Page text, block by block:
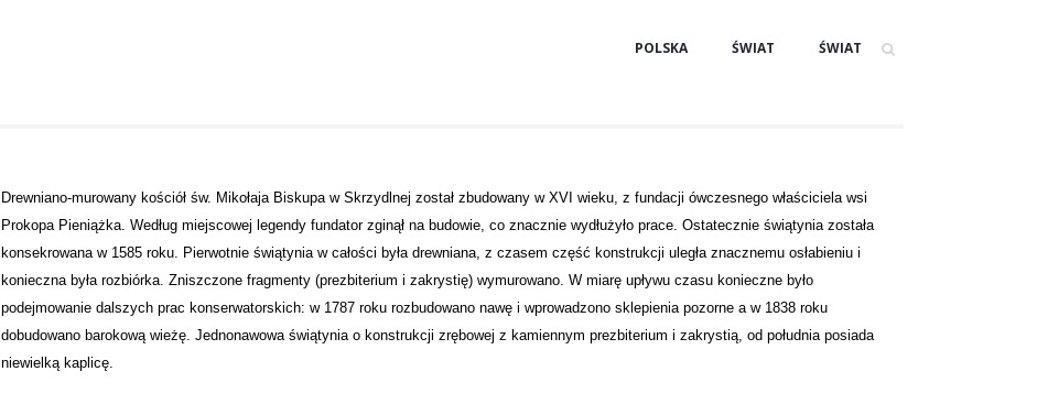
POLSKA ŚWIAT ŚWIAT
Drewniano-murowany kościół św. Mikołaja Biskupa w Skrzydlnej został zbudowany w XVI wieku, z fundacji ówczesnego właściciela wsi
Prokopa Pieniążka. Według miejscowej legendy fundator zginął na budowie, co znacznie wydłużyło prace. Ostatecznie świątynia została
konsekrowana w 1585 roku. Pierwotnie świątynia w całości była drewniana, z czasem część konstrukcji uległa znacznemu osłabieniu i
konieczna była rozbiórka. Zniszczone fragmenty (prezbiterium i zakrystię) wymurowano. W miarę upływu czasu konieczne było
podejmowanie dalszych prac konserwatorskich: w 1787 roku rozbudowano nawę i wprowadzono sklepienia pozorne a w 1838 roku
dobudowano barokową wieżę. Jednonawowa świątynia o konstrukcji zrębowej z kamiennym prezbiterium i zakrystią, od południa posiada
niewielką kaplicę.